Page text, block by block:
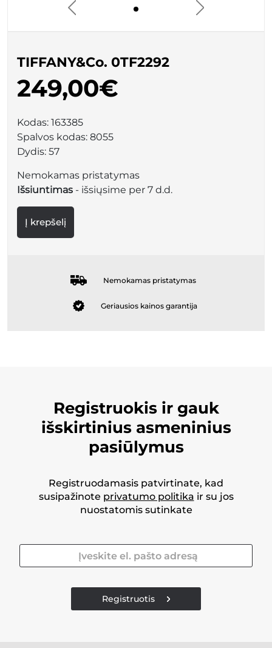
TIFFANY&Co. 0TF2292
249,00€
Kodas: 163385
Spalvos kodas: 8055
Dydis: 57
Nemokamas pristatymas
Išsiuntimas - išsiųsime per 7 d.d.
Į krepšelį
Nemokamas pristatymas
Geriausios kainos garantija
Registruokis ir gauk
išskirtinius asmeninius
pasiūlymus
Registruodamasis patvirtinate, kad
susipažinote privatumo politika ir su jos
nuostatomis sutinkate
Registruotis